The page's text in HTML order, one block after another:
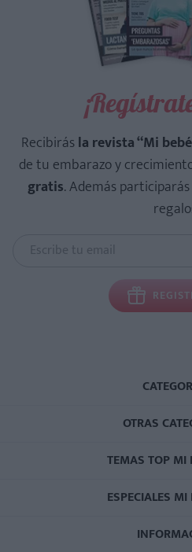
Recibirásla revista “Mi
de tu embarazo y
gratis. Además
OTRAS
TEMAS TOP MI
ESPECIALES